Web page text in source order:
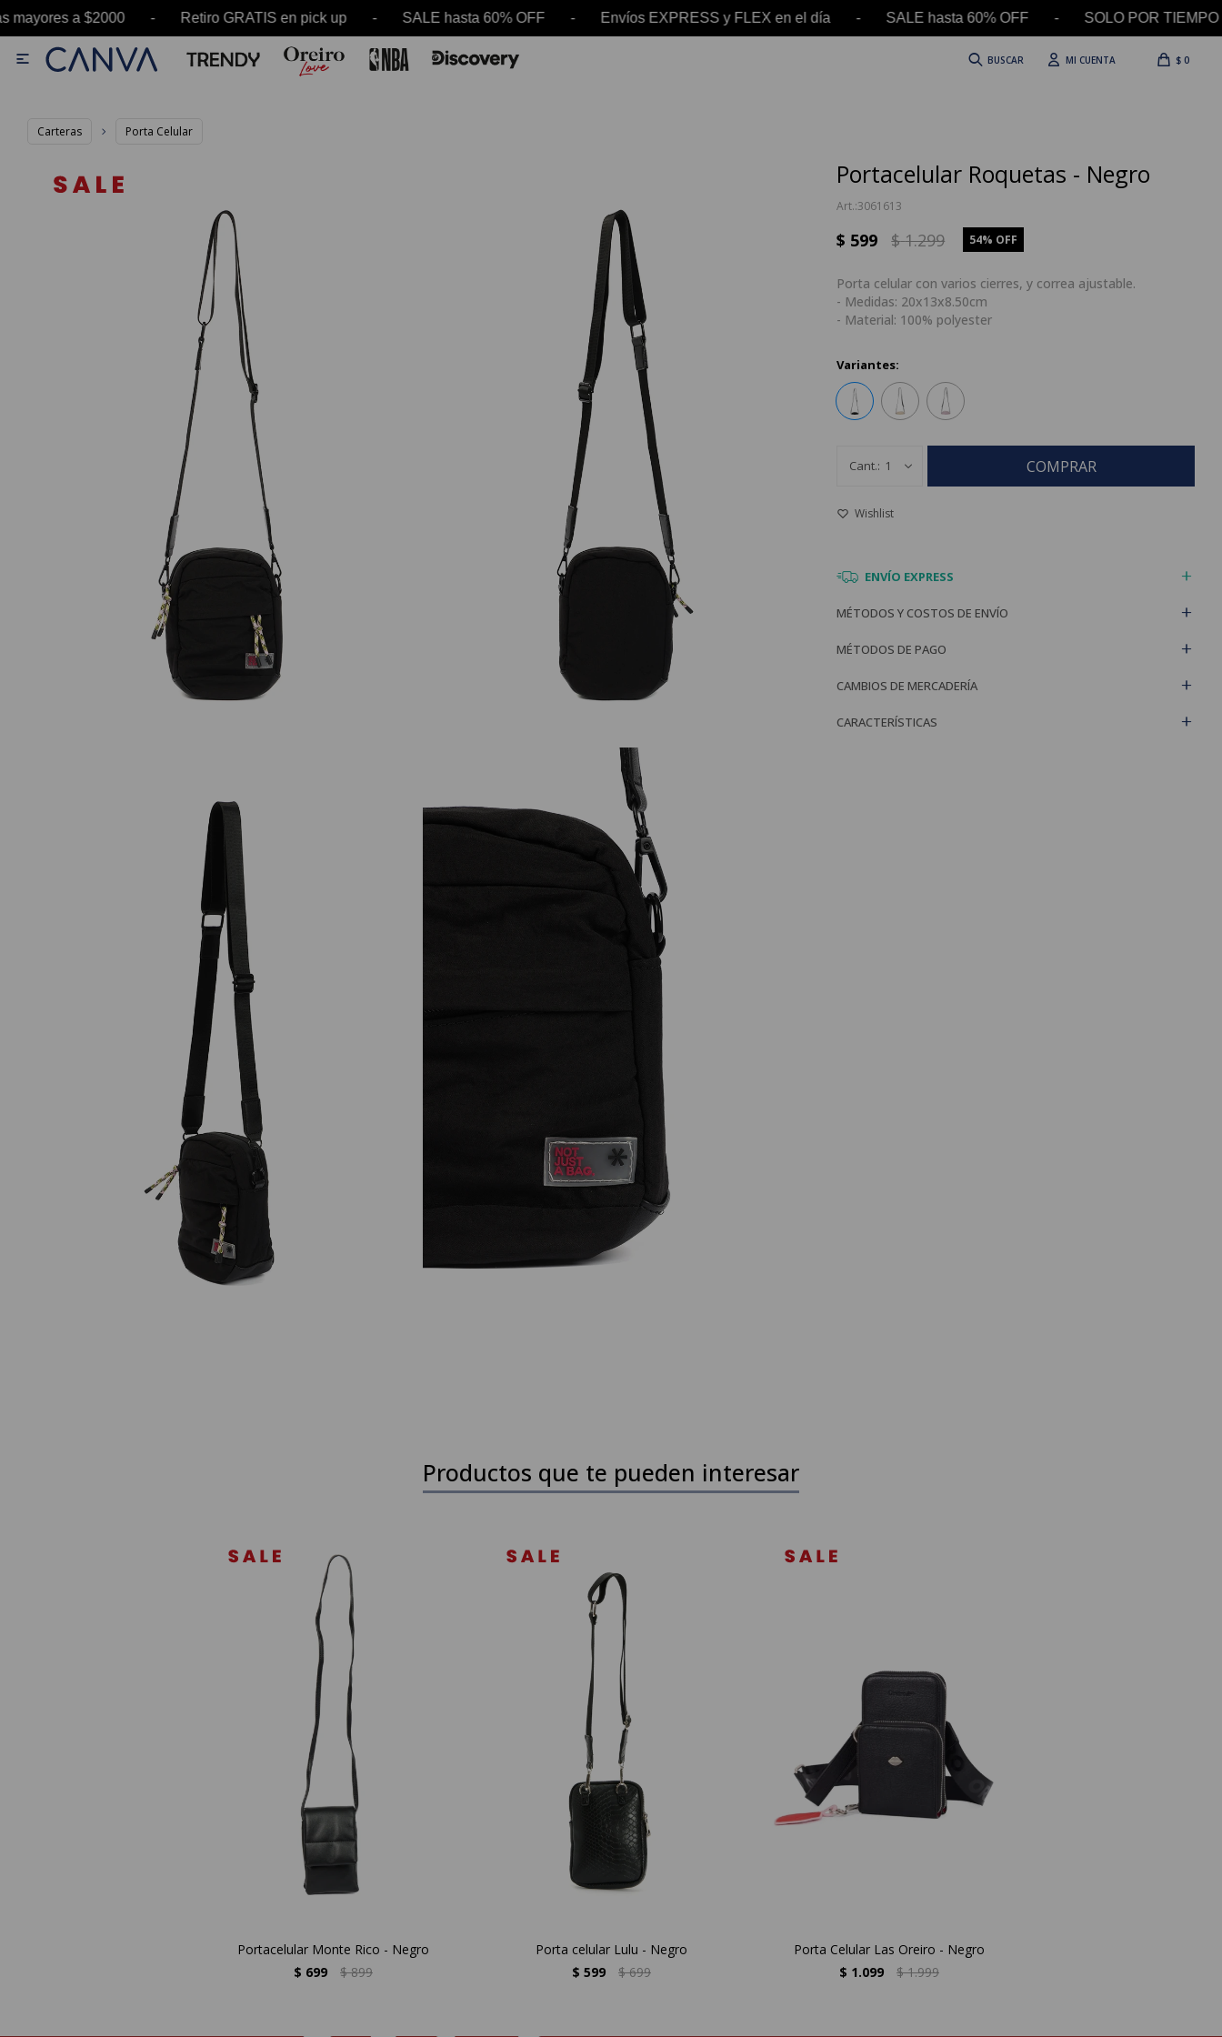
a $2000 - Retiro GRATIS en pick up - SALE hasta 60% OFF - Envíos EXPRESS y FLEX en el día - SALE hasta 60% OFF - SOLO POR TIEMPO
$ 0

Carteras Porta Celular
Portacelular Roquetas - Negro
3061613
$ 599 $ 1.299 54
Porta celular con varios cierres, y correa ajustable.
- Medidas: 20x13x8.50cm
- Material: 100% polyester
Variantes:
1 COMPRAR
ENVÍO EXPRESS
MÉTODOS Y COSTOS DE ENVÍO
MÉTODOS DE PAGO
CAMBIOS DE MERCADERÍA
CARACTERÍSTICAS
Productos que te pueden interesar
Portacelular Monte Rico - Negro
$ 699 $ 899
Porta celular Lulu - Negro
$ 599 $ 699
Porta Celular Las Oreiro - Negro
$ 1.099 $ 1.999